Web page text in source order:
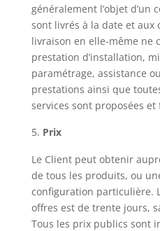
généralement l’objet
sont livrés à la date et aux
livraison en elle-même ne
prestation d’installation,
paramétrage, assistance
prestations ainsi que
services sont proposées et
Prix
Le Client peut obtenir
de tous les produits, ou
configuration particulière.
offres est de trente jours,
Tous les prix publics sont